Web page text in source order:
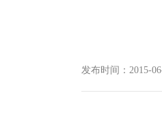
发布时间：2015-